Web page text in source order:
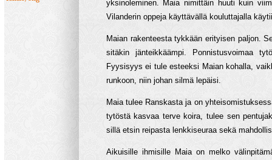
yksinoleminen. Maia nimittäin huuti kuin
Vilanderin oppeja käyttävällä kouluttajalla
Maian rakenteesta tykkään erityisen paljon.
sitäkin jänteikkäämpi. Ponnistusvoimaa
Fyysisyys ei tule esteeksi Maian kohalla,
runkoon, niin johan silmä lepäisi.
Maia tulee Ranskasta ja on
tytöstä kasvaa terve koira, tulee sen
sillä etsin reipasta lenkkiseuraa sekä
Aikuisille ihmisille Maia on melko